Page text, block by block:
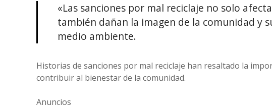
«Las sanciones por mal reciclaje no solo
también dañan la imagen de la comunidad y
medio ambiente.
Historias de sanciones por mal reciclaje han resaltado la
contribuir al bienestar de la comunidad.
Anuncios